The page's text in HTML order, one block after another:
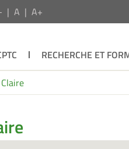
A A+
RECHERCHE ET